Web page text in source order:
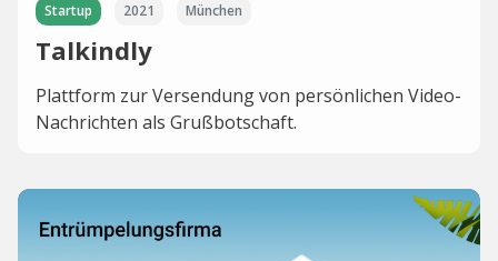
Startup 2021 München
Talkindly
Plattform zur Versendung von persönlichen Video-
Nachrichten als Grußbotschaft.